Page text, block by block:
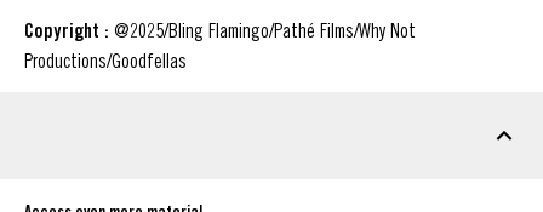
Copyright : @2025/Bling Flamingo/Pathé Films/Why Not
Productions/Goodfellas